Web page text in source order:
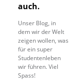
auch.
Unser Blog, in
dem wir der Welt
zeigen wollen, was
für ein super
Studentenleben
wir führen. Viel
Spass!